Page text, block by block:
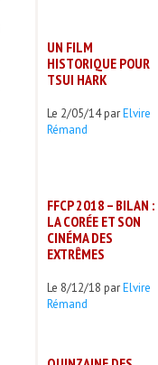
UN FILM
HISTORIQUE POUR
TSUI HARK
Le 2/05/14 parElvire
Rémand
FFCP 2018 – BILAN :
LA CORÉE ET SON
CINÉMA DES
EXTRÊMES
Le 8/12/18 parElvire
Rémand